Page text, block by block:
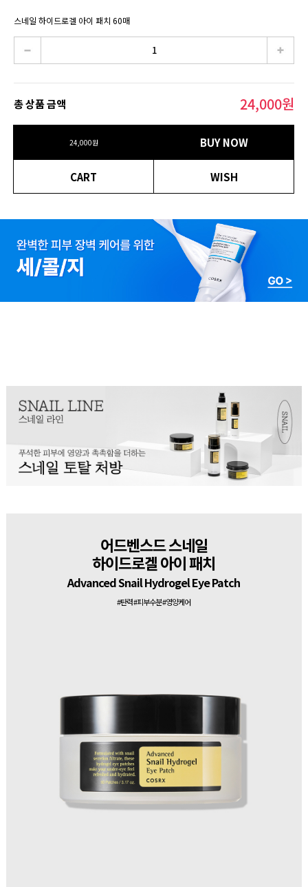
스네일 하이드로겔 아이 패치 60매
총 상품 금액 24,000원
24,000원 BUY NOW
CART WISH
어드벤스드 스네일
하이드로겔 아이 패치
Advanced Snail Hydrogel Eye Patch
#탄력 #피부수분 #영양케어